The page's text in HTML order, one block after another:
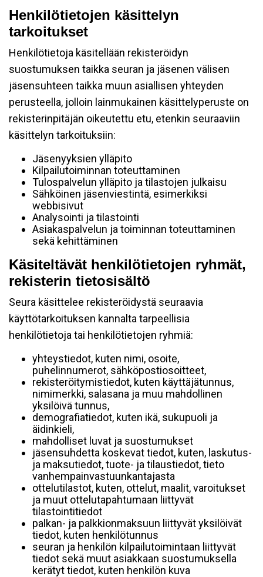
Henkilötietojen käsittelyn
tarkoitukset
Henkilötietoja käsitellään rekisteröidyn
suostumuksen taikka seuran ja jäsenen välisen
jäsensuhteen taikka muun asiallisen yhteyden
perusteella, jolloin lainmukainen käsittelyperuste on
rekisterinpitäjän oikeutettu etu, etenkin seuraaviin
käsittelyn tarkoituksiin:
Jäsenyyksien ylläpito
Kilpailutoiminnan toteuttaminen
Tulospalvelun ylläpito ja tilastojen julkaisu
Sähköinen jäsenviestintä, esimerkiksi
webbisivut
Analysointi ja tilastointi
Asiakaspalvelun ja toiminnan toteuttaminen
sekä kehittäminen
Käsiteltävät henkilötietojen ryhmät,
rekisterin tietosisältö
Seura käsittelee rekisteröidystä seuraavia
käyttötarkoituksen kannalta tarpeellisia
henkilötietoja tai henkilötietojen ryhmiä:
yhteystiedot, kuten nimi, osoite,
puhelinnumerot, sähköpostiosoitteet,
rekisteröitymistiedot, kuten käyttäjätunnus,
nimimerkki, salasana ja muu mahdollinen
yksilöivä tunnus,
demografiatiedot, kuten ikä, sukupuoli ja
äidinkieli,
mahdolliset luvat ja suostumukset
jäsensuhdetta koskevat tiedot, kuten, laskutus-
ja maksutiedot, tuote- ja tilaustiedot, tieto
vanhempainvastuunkantajasta
ottelutilastot, kuten, ottelut, maalit, varoitukset
ja muut ottelutapahtumaan liittyvät
tilastointitiedot
palkan- ja palkkionmaksuun liittyvät yksilöivät
tiedot, kuten henkilötunnus
seuran ja henkilön kilpailutoimintaan liittyvät
tiedot sekä muut asiakkaan suostumuksella
kerätyt tiedot, kuten henkilön kuva